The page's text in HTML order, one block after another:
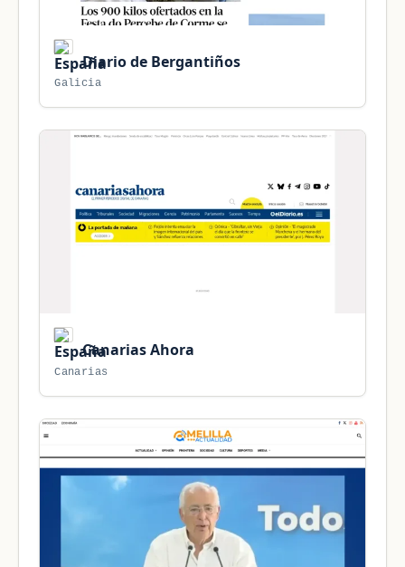
Diario de Bergantiños
Galicia
Canarias Ahora
Canarias